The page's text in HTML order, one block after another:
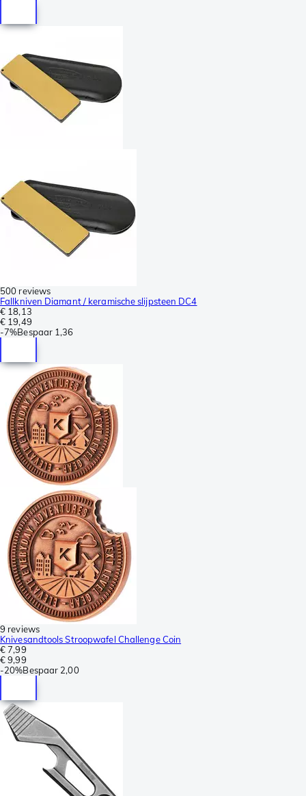
500 reviews
Fallkniven Diamant / keramische slijpsteen DC4
€ 18,13
€ 19,49
-7%Bespaar 1,36
9 reviews
Knivesandtools Stroopwafel Challenge Coin
€ 7,99
€ 9,99
-20%Bespaar 2,00